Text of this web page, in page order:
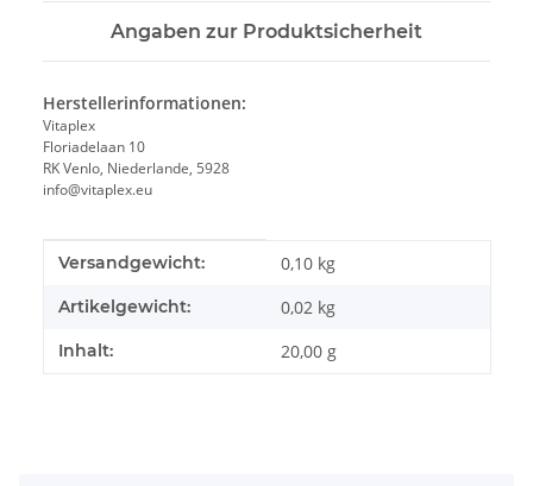
Angaben zur Produktsicherheit
Herstellerinformationen:
Vitaplex
Floriadelaan 10
RK Venlo, Niederlande, 5928
info@vitaplex.eu
Produkteigenschaft
Wert
Versandgewicht: 0,10 kg
Artikelgewicht: 0,02 kg
Inhalt: 20,00 g